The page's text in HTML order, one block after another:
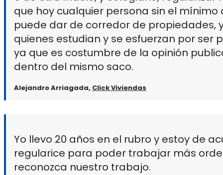
que hoy cualquier persona sin el
puede dar de corredor de propiedades,
quienes estudian y se esfuerzan por ser
ya que es costumbre de la opinión
dentro del mismo saco.
Alejandro Arriagada, Click Viviendas
Yo llevo 20 años en el rubro y estoy de
regularice para poder trabajar más
reconozca nuestro trabajo.